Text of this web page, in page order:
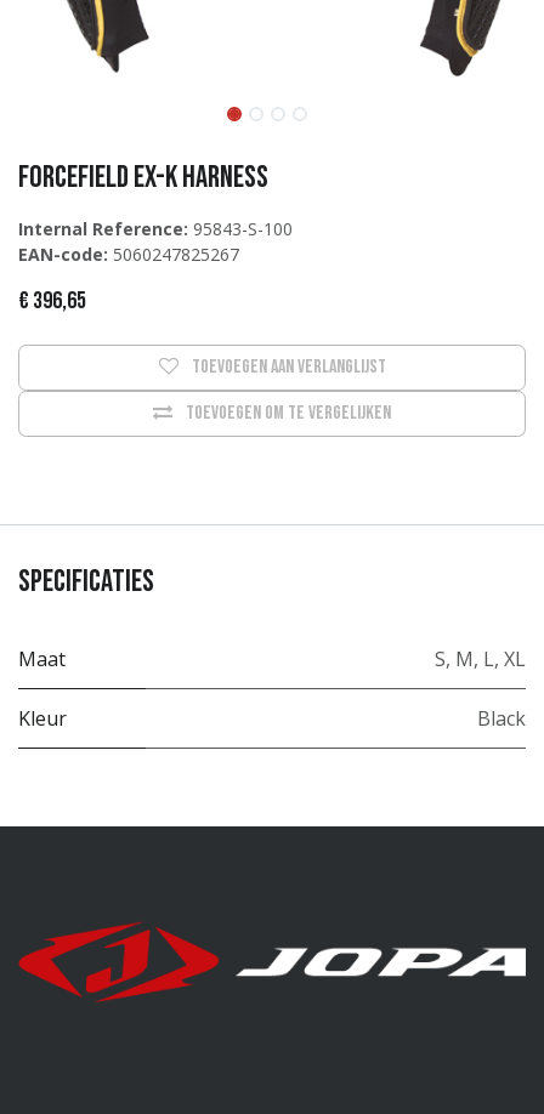
Forcefield EX-K Harness
Internal Reference: 95843-S-100
EAN-code: 5060247825267
€ 396,65
Toevoegen om te vergelijken
Toevoegen aan verlanglijst
Specificaties
Maat S, M, L, XL
Kleur Black